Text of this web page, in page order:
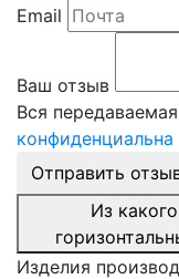
Email
Ваш отзыв
Вся
конфиденциальна
Отправить
Из
Изделия